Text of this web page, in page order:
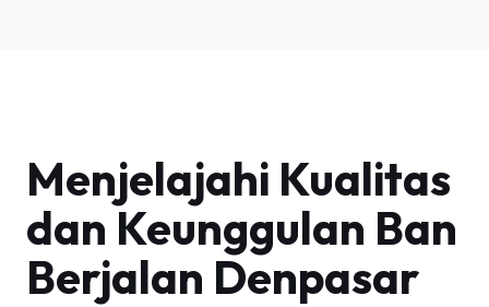
Menjelajahi Kualitas
dan Keunggulan Ban
Berjalan Denpasar